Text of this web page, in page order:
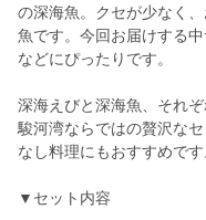
の深海魚。クセが少なく
魚です。今回お届けする
などにぴったりです。
深海えびと深海魚、それ
駿河湾ならではの贅沢な
なし料理にもおすすめです
▼セット内容